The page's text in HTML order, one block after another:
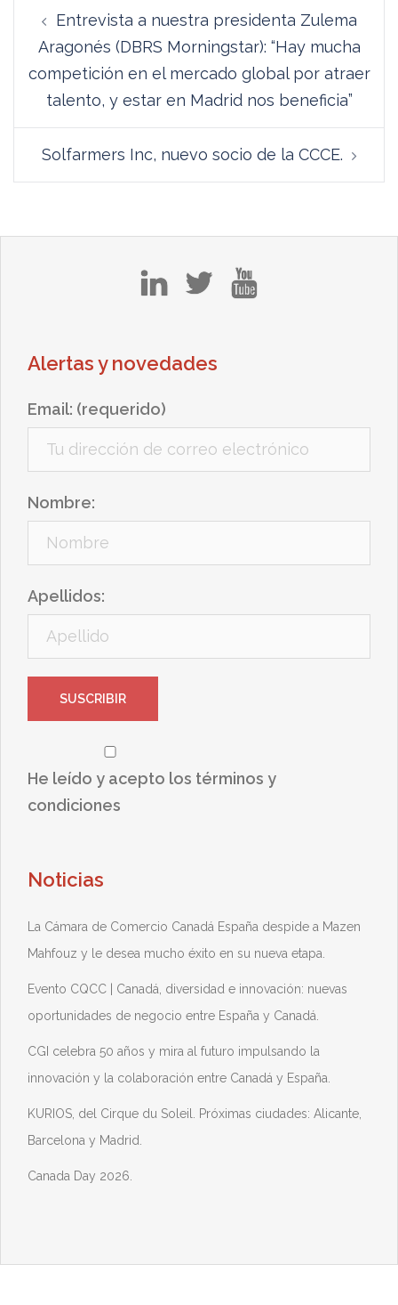
de
entradas
Entrevista a nuestra presidenta Zulema
Aragonés (DBRS Morningstar): “Hay mucha
competición en el mercado global por atraer
talento, y estar en Madrid nos beneficia”
Solfarmers Inc, nuevo socio de la CCCE.
Alertas y novedades
Email: (requerido)
Nombre:
Apellidos:
He leído y acepto los términos y
condiciones
Noticias
La Cámara de Comercio Canadá España despide a Mazen
Mahfouz y le desea mucho éxito en su nueva etapa.
Evento CQCC | Canadá, diversidad e innovación: nuevas
oportunidades de negocio entre España y Canadá.
CGI celebra 50 años y mira al futuro impulsando la
innovación y la colaboración entre Canadá y España.
KURIOS, del Cirque du Soleil. Próximas ciudades: Alicante,
Barcelona y Madrid.
Canada Day 2026.